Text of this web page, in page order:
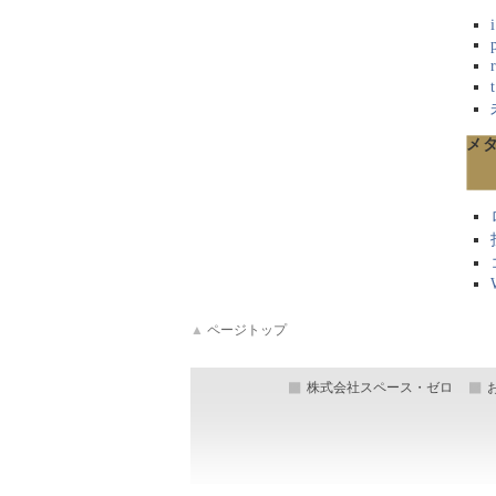
メ
▲ ページトップ
株式会社スペース・ゼロ